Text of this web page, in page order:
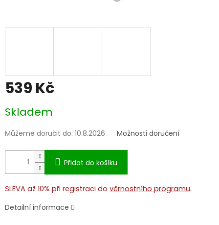
539 Kč
cena:
Skladem
Můžeme doručit do: 10.8.2026 Možnosti doručení
Přidat do košíku
SLEVA až 10% při registraci do věrnostního programu.
Detailní informace